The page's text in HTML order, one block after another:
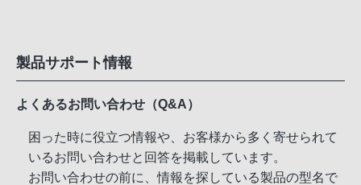
製品サポート情報
よくあるお問い合わせ（Q&A）
困った時に役立つ情報や、お客様から多く寄せられて
いるお問い合わせと回答を掲載しています。
お問い合わせの前に、情報を探している製品の型名で